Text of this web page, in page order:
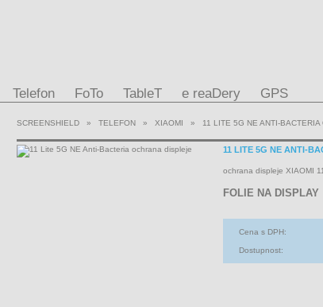
Telefon FoTo TableT e reaDery GPS
SCREENSHIELD » TELEFON » XIAOMI » 11 LITE 5G NE ANTI-BACTERIA
11 LITE 5G NE ANTI-
ochrana displeje XIAOMI
FOLIE NA DISPLAY
Cena s DPH:
Dostupnost: